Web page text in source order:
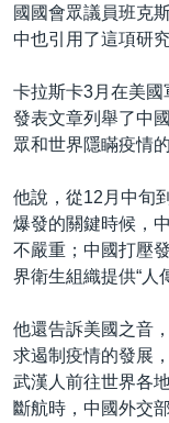
國國會眾議員班克
中也引用了這項研究
卡拉斯卡3月在美國
發表文章列舉了中
眾和世界隱瞞疫情
他說，從12月中旬
爆發的關鍵時候，
不嚴重；中國打壓
界衛生組織提供“人
他還告訴美國之音
求遏制疫情的發展
武漢人前往世界各
斷航時，中國外交